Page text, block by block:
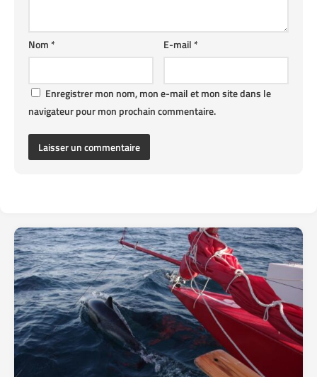
E-mail*
Nom*
Enregistrer mon nom, mon e-mail et mon site dans le
navigateur pour mon prochain commentaire.